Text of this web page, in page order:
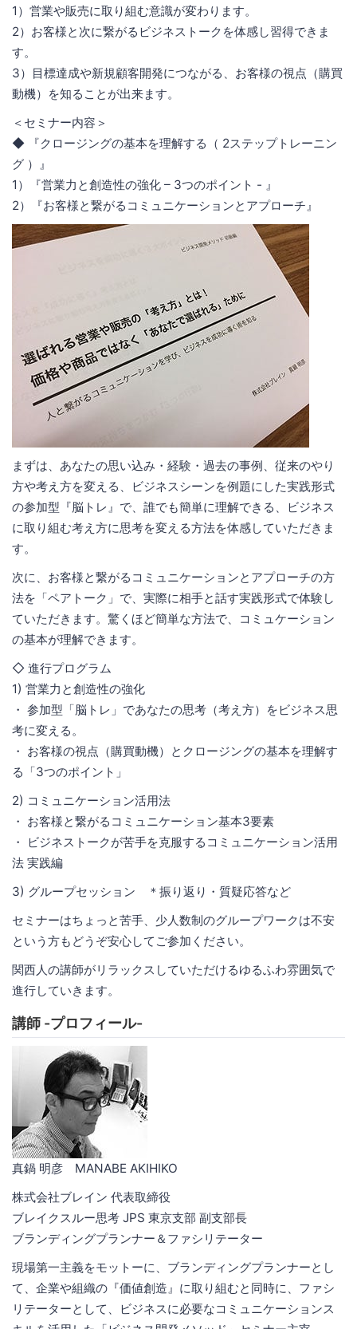
1）営業や販売に取り組む意識が変わります。
2）お客様と次に繋がるビジネストークを体感し習得できま
す。
3）目標達成や新規顧客開発につながる、お客様の視点（購買
動機）を知ることが出来ます。
＜セミナー内容＞
◆ 『クロージングの基本を理解する（ 2ステップトレーニン
グ ）』
1）『営業力と創造性の強化 – 3つのポイント - 』
2）『お客様と繋がるコミュニケーションとアプローチ』
まずは、あなたの思い込み・経験・過去の事例、従来のやり
方や考え方を変える、ビジネスシーンを例題にした実践形式
の参加型『脳トレ』で、誰でも簡単に理解できる、ビジネス
に取り組む考え方に思考を変える方法を体感していただきま
す。
次に、お客様と繋がるコミュニケーションとアプローチの方
法を「ペアトーク」で、実際に相手と話す実践形式で体験し
ていただきます。驚くほど簡単な方法で、コミュケーション
の基本が理解できます。
◇ 進行プログラム
1) 営業力と創造性の強化
・ 参加型「脳トレ」であなたの思考（考え方）をビジネス思
考に変える。
・ お客様の視点（購買動機）とクロージングの基本を理解す
る「3つのポイント」
2) コミュニケーション活用法
・ お客様と繋がるコミュニケーション基本3要素
・ ビジネストークが苦手を克服するコミュニケーション活用
法 実践編
3) グループセッション ＊振り返り・質疑応答など
セミナーはちょっと苦手、少人数制のグループワークは不安
という方もどうぞ安心してご参加ください。
関西人の講師がリラックスしていただけるゆるふわ雰囲気で
進行していきます。
講師 -プロフィール-
真鍋 明彦 MANABE AKIHIKO
株式会社ブレイン 代表取締役
ブレイクスルー思考 JPS 東京支部 副支部長
ブランディングプランナー＆ファシリテーター
現場第一主義をモットーに、ブランディングプランナーとし
て、企業や組織の『価値創造』に取り組むと同時に、ファシ
リテーターとして、ビジネスに必要なコミュニケーションス